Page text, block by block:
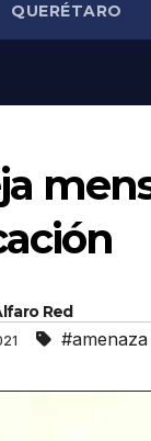
QUERÉTARO
Red